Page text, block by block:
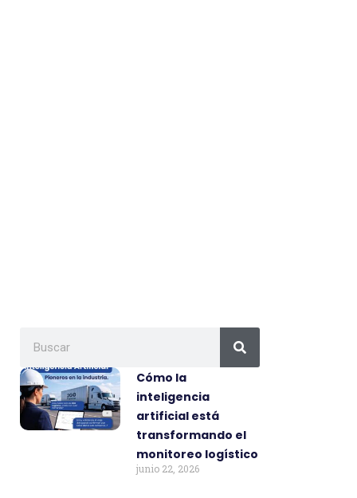
Cómo la
inteligencia
artificial está
transformando el
monitoreo logístico
junio 22, 2026